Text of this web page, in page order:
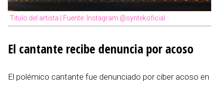
Titulo del artista | Fuente: Instagram @syntekoficial
El cantante recibe denuncia por acoso
El polémico cantante fue denunciado por ciber acoso en